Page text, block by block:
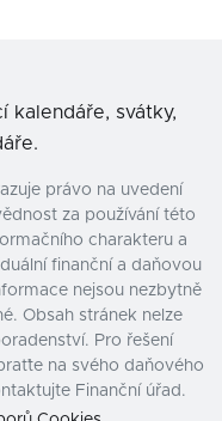
kalendáře, svátky,
právo na uvedení
za používání této
charakteru a
finanční a daňovou
nejsou nezbytně
Obsah stránek nelze
Pro řešení
na svého daňového
Finanční úřad.